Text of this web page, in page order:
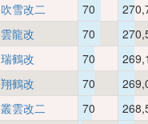
吹雪改二 70
雲龍改 70
瑞鶴改 70
翔鶴改 70
叢雲改二 70